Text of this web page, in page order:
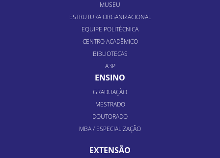
MUSEU
ESTRUTURA ORGANIZACIONAL
EQUIPE POLITÉCNICA
CENTRO ACADÊMICO
BIBLIOTECAS
A3P
ENSINO
GRADUAÇÃO
MESTRADO
DOUTORADO
MBA / ESPECIALIZAÇÃO
EXTENSÃO